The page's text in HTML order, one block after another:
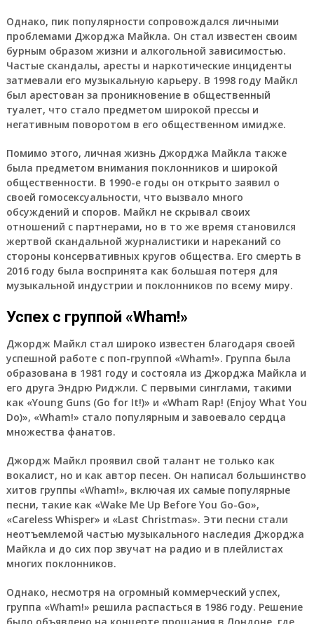
Однако, пик популярности сопровождался личными
проблемами Джорджа Майкла. Он стал известен своим
бурным образом жизни и алкогольной зависимостью.
Частые скандалы, аресты и наркотические инциденты
затмевали его музыкальную карьеру. В 1998 году Майкл
был арестован за проникновение в общественный
туалет, что стало предметом широкой прессы и
негативным поворотом в его общественном имидже.
Помимо этого, личная жизнь Джорджа Майкла также
была предметом внимания поклонников и широкой
общественности. В 1990-е годы он открыто заявил о
своей гомосексуальности, что вызвало много
обсуждений и споров. Майкл не скрывал своих
отношений с партнерами, но в то же время становился
жертвой скандальной журналистики и нареканий со
стороны консервативных кругов общества. Его смерть в
2016 году была воспринята как большая потеря для
музыкальной индустрии и поклонников по всему миру.
Успех с группой «Wham!»
Джордж Майкл стал широко известен благодаря своей
успешной работе с поп-группой «Wham!». Группа была
образована в 1981 году и состояла из Джорджа Майкла и
его друга Эндрю Риджли. С первыми синглами, такими
как «Young Guns (Go for It!)» и «Wham Rap! (Enjoy What You
Do)», «Wham!» стало популярным и завоевало сердца
множества фанатов.
Джордж Майкл проявил свой талант не только как
вокалист, но и как автор песен. Он написал большинство
хитов группы «Wham!», включая их самые популярные
песни, такие как «Wake Me Up Before You Go-Go»,
«Careless Whisper» и «Last Christmas». Эти песни стали
неотъемлемой частью музыкального наследия Джорджа
Майкла и до сих пор звучат на радио и в плейлистах
многих поклонников.
Однако, несмотря на огромный коммерческий успех,
группа «Wham!» решила распасться в 1986 году. Решение